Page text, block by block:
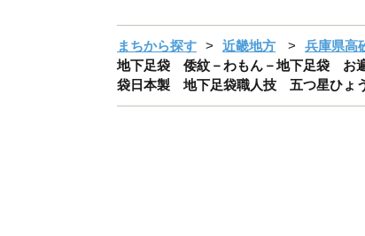
まちから探す 近畿地方 兵庫県高
地下足袋 倭紋－わもん－地下足袋 お
袋日本製 地下足袋職人技 五つ星ひょ